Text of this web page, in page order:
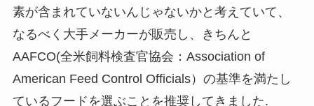
素が含まれていないんじゃないかと考えていて、
なるべく大手メーカーが販売し、きちんと
AAFCO(全米飼料検査官協会：Association of
American Feed Control Officials）の基準を満たし
ているフードを選ぶことを推奨してきました.